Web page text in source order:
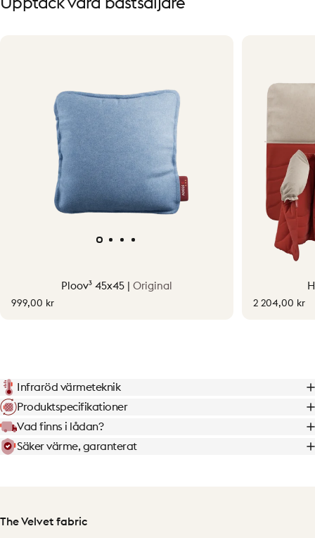
Ploov³ 45x45 | Original
999,00 kr 2 204,00 kr
Infraröd värmeteknik
Produktspecifikationer
Vad finns i lådan?
Säker värme, garanterat
The Velvet fabric